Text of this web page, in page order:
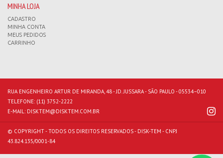
MINHA LOJA
CADASTRO
MINHA CONTA
MEUS PEDIDOS
CARRINHO
RUA ENGENHEIRO ARTUR DE MIRANDA, 48 - JD. JUSSARA - SÃO PAULO - 05534–010
TELEFONE: (11) 3752-2222
E-MAIL: DISKTEM@DISKTEM.COM.BR
© COPYRIGHT - TODOS OS DIREITOS RESERVADOS - DISK-TEM - CNPJ
43.824.135/0001-84